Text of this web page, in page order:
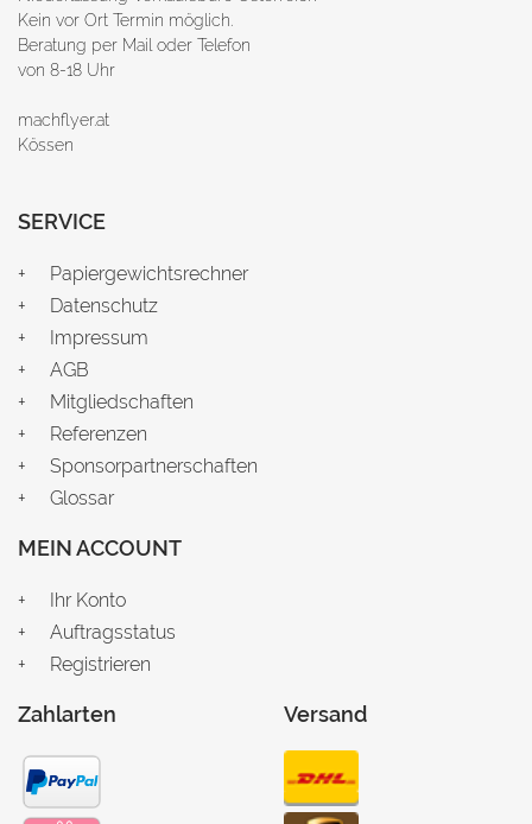
Kein vor Ort Termin möglich.
Beratung per Mail oder Telefon
von 8-18 Uhr
machflyer.at
Kössen
SERVICE
Papiergewichtsrechner
Datenschutz
Impressum
AGB
Mitgliedschaften
Referenzen
Sponsorpartnerschaften
Glossar
MEIN ACCOUNT
Ihr Konto
Auftragsstatus
Registrieren
Zahlarten Versand